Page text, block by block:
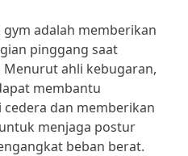
adalah memberikan
pinggang saat
ahli kebugaran,
membantu
dan memberikan
menjaga postur
beban berat.